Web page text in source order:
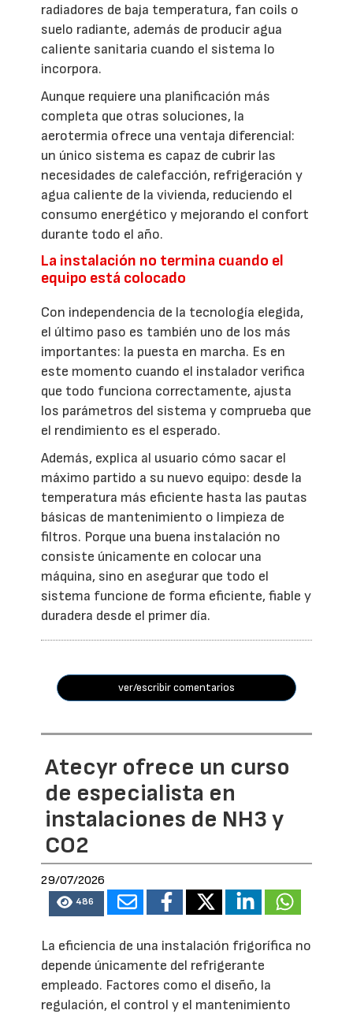
radiadores de baja temperatura, fan coils o
suelo radiante, además de producir agua
caliente sanitaria cuando el sistema lo
incorpora.
Aunque requiere una planificación más
completa que otras soluciones, la
aerotermia ofrece una ventaja diferencial:
un único sistema es capaz de cubrir las
necesidades de calefacción, refrigeración y
agua caliente de la vivienda, reduciendo el
consumo energético y mejorando el confort
durante todo el año.
La instalación no termina cuando el
equipo está colocado
Con independencia de la tecnología elegida,
el último paso es también uno de los más
importantes: la puesta en marcha. Es en
este momento cuando el instalador verifica
que todo funciona correctamente, ajusta
los parámetros del sistema y comprueba que
el rendimiento es el esperado.
Además, explica al usuario cómo sacar el
máximo partido a su nuevo equipo: desde la
temperatura más eficiente hasta las pautas
básicas de mantenimiento o limpieza de
filtros. Porque una buena instalación no
consiste únicamente en colocar una
máquina, sino en asegurar que todo el
sistema funcione de forma eficiente, fiable y
duradera desde el primer día.
ver/escribir comentarios
Atecyr ofrece un curso
de especialista en
instalaciones de NH3 y
CO2
29/07/2026
486
La eficiencia de una instalación frigorífica no
depende únicamente del refrigerante
empleado. Factores como el diseño, la
regulación, el control y el mantenimiento